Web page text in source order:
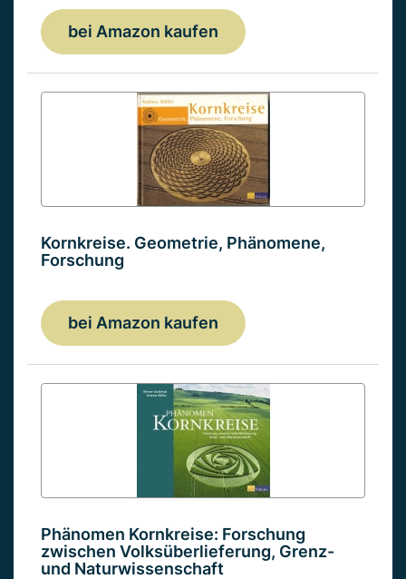
bei Amazon kaufen
Kornkreise. Geometrie, Phänomene,
Forschung
bei Amazon kaufen
Phänomen Kornkreise: Forschung
zwischen Volksüberlieferung, Grenz-
und Naturwissenschaft